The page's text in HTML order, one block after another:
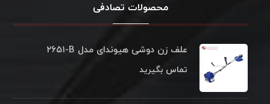
محصولات تصادفی
علف زن دوشی هیوندای مدل ‎۲۶۵۱-B
تماس بگیرید